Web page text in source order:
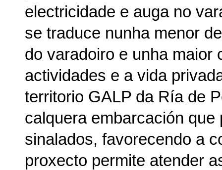
electricidade e auga no
se traduce nunha menor
do varadoiro e unha maior
actividades e a vida
territorio GALP da Ría de
calquera embarcación
sinalados, favorecendo a
proxecto permite atender